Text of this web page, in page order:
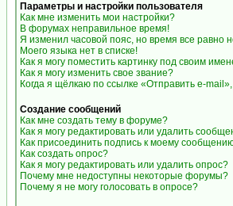
Параметры и настройки пользователя
Как мне изменить мои настройки?
В форумах неправильное время!
Я изменил часовой пояс, но время все равно
Моего языка нет в списке!
Как я могу поместить картинку под своим
Как я могу изменить свое звание?
Когда я щёлкаю по ссылке «Отправить e-
Создание сообщений
Как мне создать тему в форуме?
Как я могу редактировать или удалить
Как присоединить подпись к моему
Как создать опрос?
Как я могу редактировать или удалить опрос?
Почему мне недоступны некоторые форумы?
Почему я не могу голосовать в опросе?